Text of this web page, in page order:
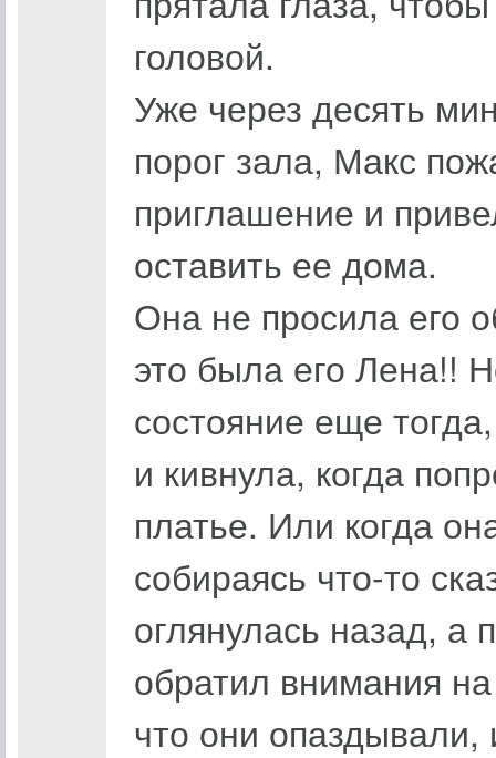
головой.
Уже через десять
порог зала, Макс
приглашение и
оставить ее дома.
Она не просила его
это была его Лена!!
состояние еще
и кивнула, когда
платье. Или когда
собираясь что-то
оглянулась назад, а
обратил внимания
что они